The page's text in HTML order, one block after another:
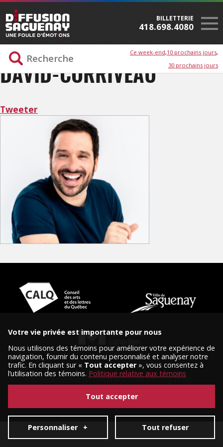
BILLETTERIE
418.698.4080
Ce week-end 10 prochains jours
30 prochains jours
DAVID-CORRIVEAU
Tweeter
© 2026 Tous droits réservés, Diffusion Saguenay.
Conception et réalisation :Nubee|Mes préférences cookies
Votre vie privée est importante pour nous
Nous utilisons des témoins pour améliorer votre expérience de
navigation, fournir du contenu personnalisé et analyser notre
trafic. En cliquant sur « Tout accepter», vous consentez à
l’utilisation des témoins. Politique relative aux témoins
Personnaliser + Tout refuser
Tout accepter